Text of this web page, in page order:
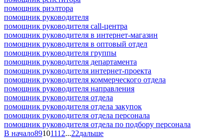
помощник риэлтора
помощник руководителя
помощник руководителя call-центра
помощник руководителя в интернет-магазин
помощник руководителя в оптовый отдел
помощник руководителя группы
помощник руководителя департамента
помощник руководителя интернет-проекта
помощник руководителя коммерческого отдела
помощник руководителя направления
помощник руководителя отдела
помощник руководителя отдела закупок
помощник руководителя отдела персонала
помощник руководителя отдела по подбору персонала
В начало89101112...22дальше